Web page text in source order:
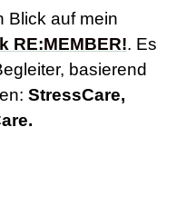
Blick auf mein
RE:MEMBER!. Es
basierend
StressCare,